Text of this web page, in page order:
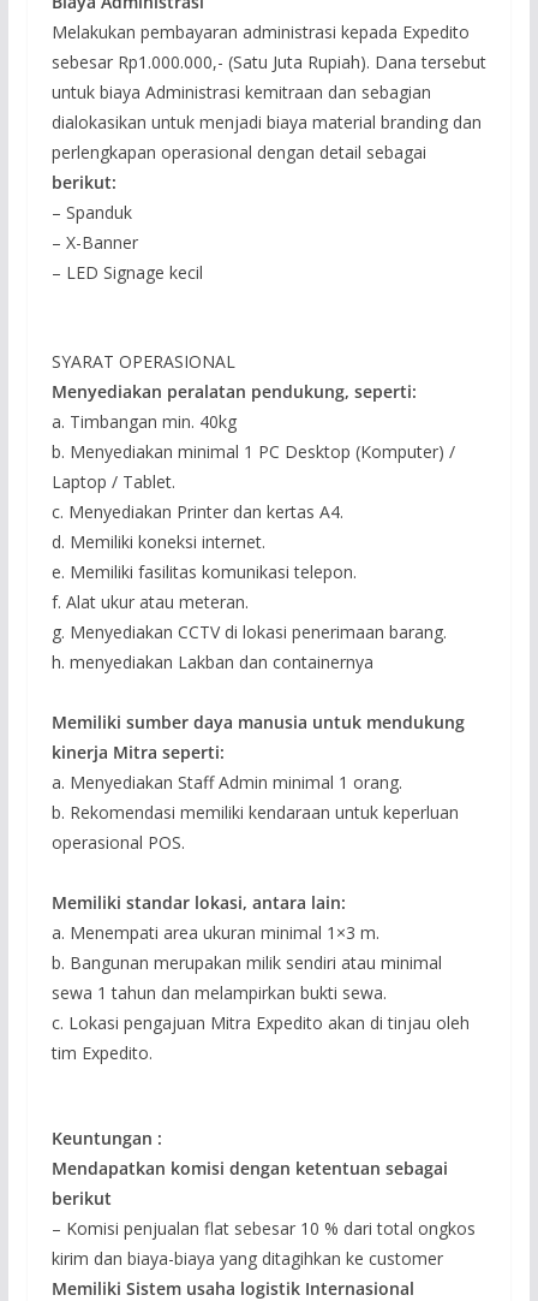
Melakukan pembayaran administrasi kepada Expedito
sebesar Rp1.000.000,- (Satu Juta Rupiah). Dana tersebut
untuk biaya Administrasi kemitraan dan sebagian
dialokasikan untuk menjadi biaya material branding dan
perlengkapan operasional dengan detail sebagai
berikut:
– Spanduk
– X-Banner
– LED Signage kecil
SYARAT OPERASIONAL
Menyediakan peralatan pendukung, seperti:
a. Timbangan min. 40kg
b. Menyediakan minimal 1 PC Desktop (Komputer) /
Laptop / Tablet.
c. Menyediakan Printer dan kertas A4.
d. Memiliki koneksi internet.
e. Memiliki fasilitas komunikasi telepon.
f. Alat ukur atau meteran.
g. Menyediakan CCTV di lokasi penerimaan barang.
h. menyediakan Lakban dan containernya
Memiliki sumber daya manusia untuk mendukung
kinerja Mitra seperti:
a. Menyediakan Staff Admin minimal 1 orang.
b. Rekomendasi memiliki kendaraan untuk keperluan
operasional POS.
Memiliki standar lokasi, antara lain:
a. Menempati area ukuran minimal 1×3 m.
b. Bangunan merupakan milik sendiri atau minimal
sewa 1 tahun dan melampirkan bukti sewa.
c. Lokasi pengajuan Mitra Expedito akan di tinjau oleh
tim Expedito.
Keuntungan :
Mendapatkan komisi dengan ketentuan sebagai
berikut
– Komisi penjualan flat sebesar 10 % dari total ongkos
kirim dan biaya-biaya yang ditagihkan ke customer
Memiliki Sistem usaha logistik Internasional